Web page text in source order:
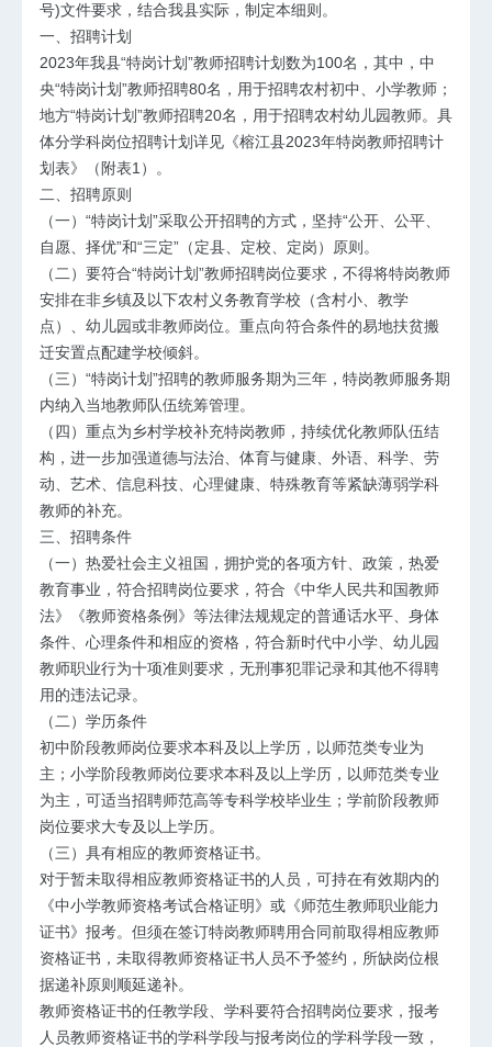
号)文件要求，结合我县实际，制定本细则。
一、招聘计划
2023年我县“特岗计划”教师招聘计划数为100名，其中，中
央“特岗计划”教师招聘80名，用于招聘农村初中、小学教师；
地方“特岗计划”教师招聘20名，用于招聘农村幼儿园教师。具
体分学科岗位招聘计划详见《榕江县2023年特岗教师招聘计
划表》（附表1）。
二、招聘原则
（一）“特岗计划”采取公开招聘的方式，坚持“公开、公平、
自愿、择优”和“三定”（定县、定校、定岗）原则。
（二）要符合“特岗计划”教师招聘岗位要求，不得将特岗教师
安排在非乡镇及以下农村义务教育学校（含村小、教学
点）、幼儿园或非教师岗位。重点向符合条件的易地扶贫搬
迁安置点配建学校倾斜。
（三）“特岗计划”招聘的教师服务期为三年，特岗教师服务期
内纳入当地教师队伍统筹管理。
（四）重点为乡村学校补充特岗教师，持续优化教师队伍结
构，进一步加强道德与法治、体育与健康、外语、科学、劳
动、艺术、信息科技、心理健康、特殊教育等紧缺薄弱学科
教师的补充。
三、招聘条件
（一）热爱社会主义祖国，拥护党的各项方针、政策，热爱
教育事业，符合招聘岗位要求，符合《中华人民共和国教师
法》《教师资格条例》等法律法规规定的普通话水平、身体
条件、心理条件和相应的资格，符合新时代中小学、幼儿园
教师职业行为十项准则要求，无刑事犯罪记录和其他不得聘
用的违法记录。
（二）学历条件
初中阶段教师岗位要求本科及以上学历，以师范类专业为
主；小学阶段教师岗位要求本科及以上学历，以师范类专业
为主，可适当招聘师范高等专科学校毕业生；学前阶段教师
岗位要求大专及以上学历。
（三）具有相应的教师资格证书。
对于暂未取得相应教师资格证书的人员，可持在有效期内的
《中小学教师资格考试合格证明》或《师范生教师职业能力
证书》报考。但须在签订特岗教师聘用合同前取得相应教师
资格证书，未取得教师资格证书人员不予签约，所缺岗位根
据递补原则顺延递补。
教师资格证书的任教学段、学科要符合招聘岗位要求，报考
人员教师资格证书的学科学段与报考岗位的学科学段一致，